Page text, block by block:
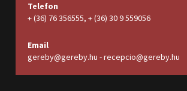
Telefon
+ (36) 76 356555, + (36) 30 9 559056
Email
gereby@gereby.hu - recepcio@gereby.hu